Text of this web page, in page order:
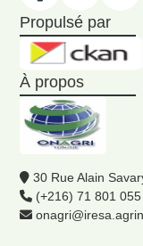
Propulsé par
À propos
30 Rue Alain
(+216) 71 801